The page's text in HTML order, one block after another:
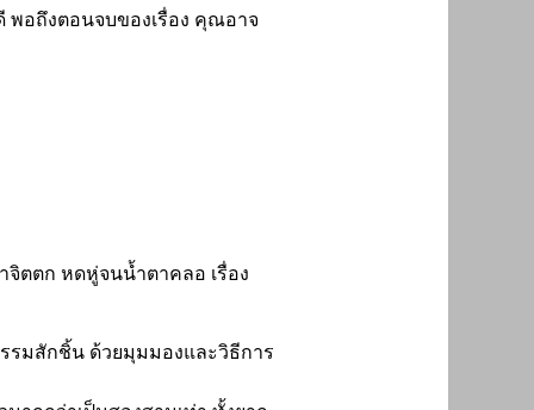
พอถึงตอนจบของเรื่อง คุณอาจ
จิตตก หดหู่จนน้ำตาคลอ เรื่อง
รมสักชิ้น ด้วยมุมมองและวิธีการ